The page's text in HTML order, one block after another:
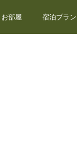
お部屋 宿泊プラン